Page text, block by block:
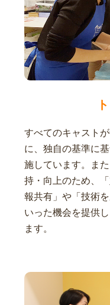
すべてのキャスト
に、独自の基準に
施しています。ま
持・向上のため、
報共有」や「技術
いった機会を提供
ます。